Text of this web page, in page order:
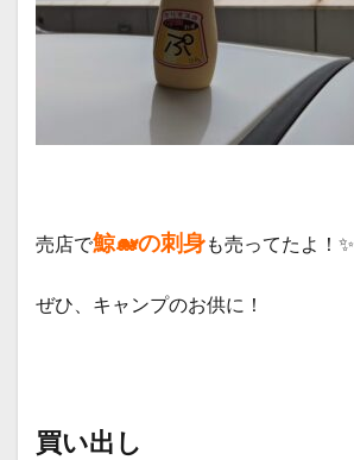
売店で鯨🐋の刺身も売ってたよ！✨
ぜひ、キャンプのお供に！
買い出し